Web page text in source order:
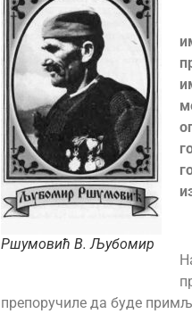
Ршумовић В. Љубомир
препоручиле да буде